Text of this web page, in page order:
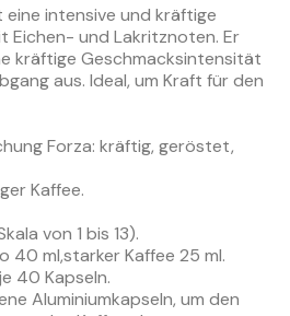
eine intensive und kräftige
Eichen- und Lakritznoten. Er
kräftige Geschmacksintensität
aus. Ideal, um Kraft für den
Forza: kräftig, geröstet,
Kaffee.
von 1 bis 13).
40 ml,starker Kaffee 25 ml.
40 Kapseln.
Aluminiumkapseln, um den